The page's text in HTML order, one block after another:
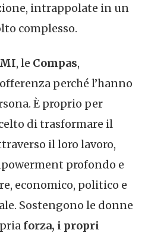
intrappolate in un
complesso.
, le Compas,
perché l’hanno
È proprio per
di trasformare il
il loro lavoro,
profondo e
economico, politico e
Sostengono le donne
forza, i propri